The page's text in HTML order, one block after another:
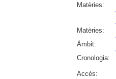
Matèries:
Matèries:
Àmbit:
Cronologia:
Accés: